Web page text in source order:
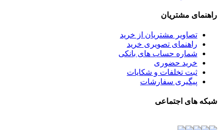
راهنمای مشتریان
تصاویر مشتریان از خرید
راهنمای تصویری خرید
شماره حساب های بانکی
خرید حضوری
ثبت تخلفات و شکایات
پیگیری سفارشات
شبکه های اجتماعی